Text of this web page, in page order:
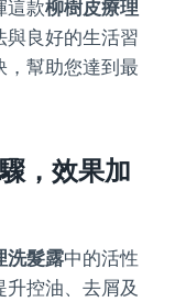
這款柳樹皮療理
與良好的生活習
幫助您達到最
，效果加
洗髮露中的活性
控油、去屑及